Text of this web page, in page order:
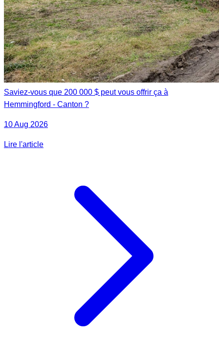
Saviez-vous que 200 000 $ peut vous offrir ça à
Hemmingford - Canton ?
10 Aug 2026
Lire l'article